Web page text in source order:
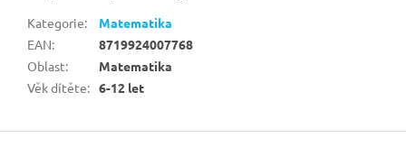
Kategorie:
Matematika
EAN:
8719924007768
Oblast:
Matematika
Věk dítěte: 6-12 let
Z